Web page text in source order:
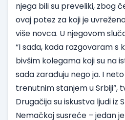
njega bili su preveliki, zbog
ovaj potez za koji je
više novca. U njegovom
“I sada, kada razgovaram s
bivšim kolegama koji su na
sada zarađuju nego ja. I
trenutnim stanjem u Srbiji”,
Drugačija su iskustva ljudi iz
Nemačkoj susreće – jedan